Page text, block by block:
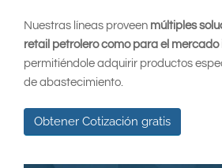
Nuestras líneas proveen múltiples
retail petrolero como para el mercado
permitiéndole adquirir productos
de abastecimiento.
Obtener Cotización gratis